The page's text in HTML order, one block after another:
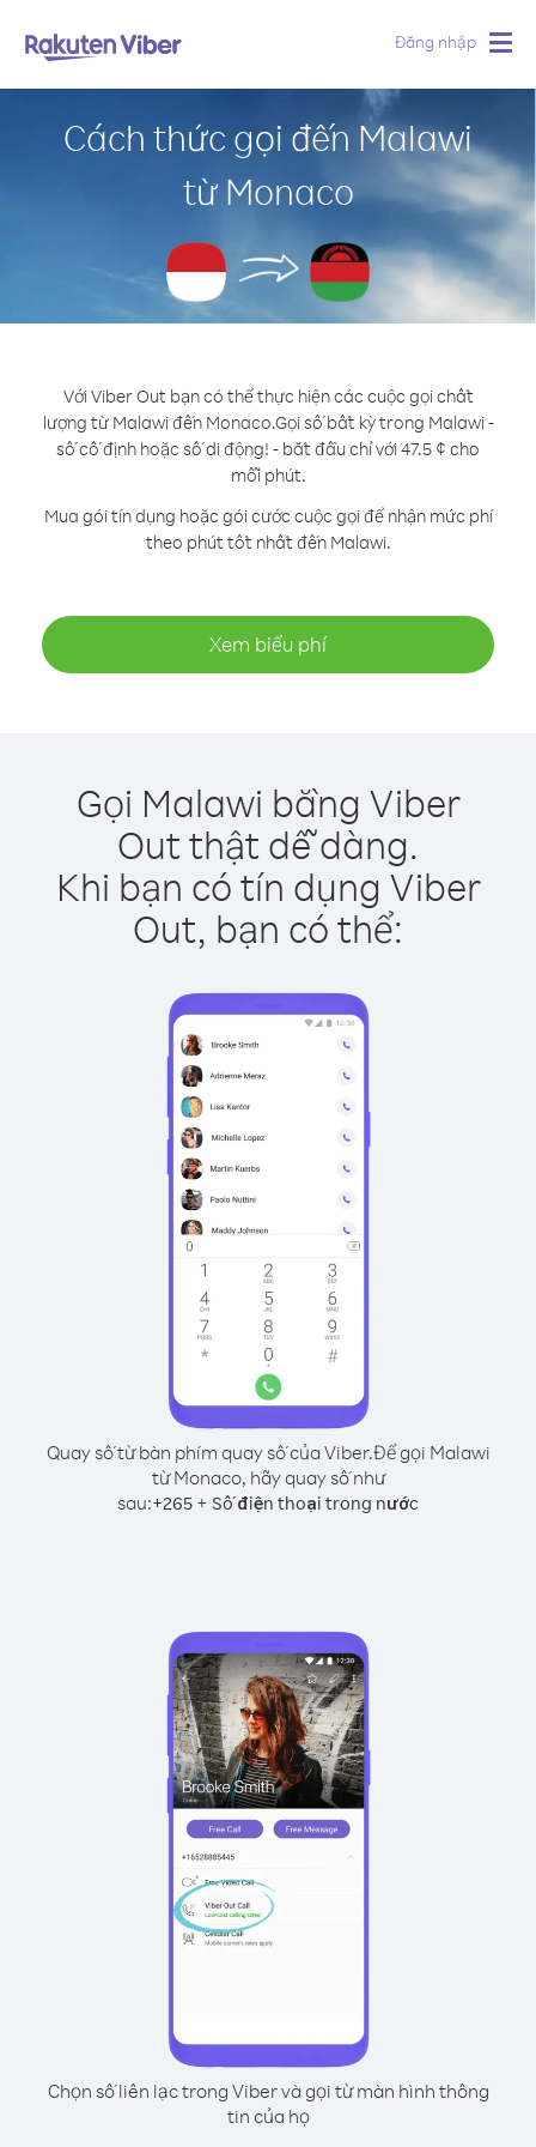
Đăng nhập
Cách thức gọi đến Malawi
từ Monaco
Với Viber Out bạn có thể thực hiện các cuộc gọi chất
lượng từ Malawi đến Monaco.Gọi số bất kỳ trong Malawi -
số cố định hoặc số di động! - bắt đầu chỉ với 47.5 ¢ cho
mỗi phút.
Mua gói tín dụng hoặc gói cước cuộc gọi để nhận mức phí
theo phút tốt nhất đến Malawi.
Xem biểu phí
Gọi Malawi bằng Viber
Out thật dễ dàng.
Khi bạn có tín dụng Viber
Out, bạn có thể:
Quay số từ bàn phím quay số của Viber.Để gọi Malawi
từ Monaco, hãy quay số như
sau:+265 + Số điện thoại trong nước
Chọn số liên lạc trong Viber và gọi từ màn hình thông
tin của họ